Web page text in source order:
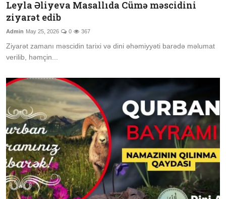
Leyla Əliyeva Masallıda Cümə məscidini
ziyarət edib
Admin May 25, 2026 0 367
Ziyarət zamanı məscidin tarixi və dini əhəmiyyəti barədə məlumat
verilib, həmçin...